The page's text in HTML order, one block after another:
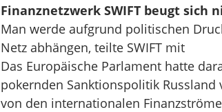
Finanznetzwerk SWIFT beugt sich
Man werde aufgrund politischen
Netz abhängen, teilte SWIFT mit
Das Europäische Parlament hatte
pokernden Sanktionspolitik Russland
von den internationalen